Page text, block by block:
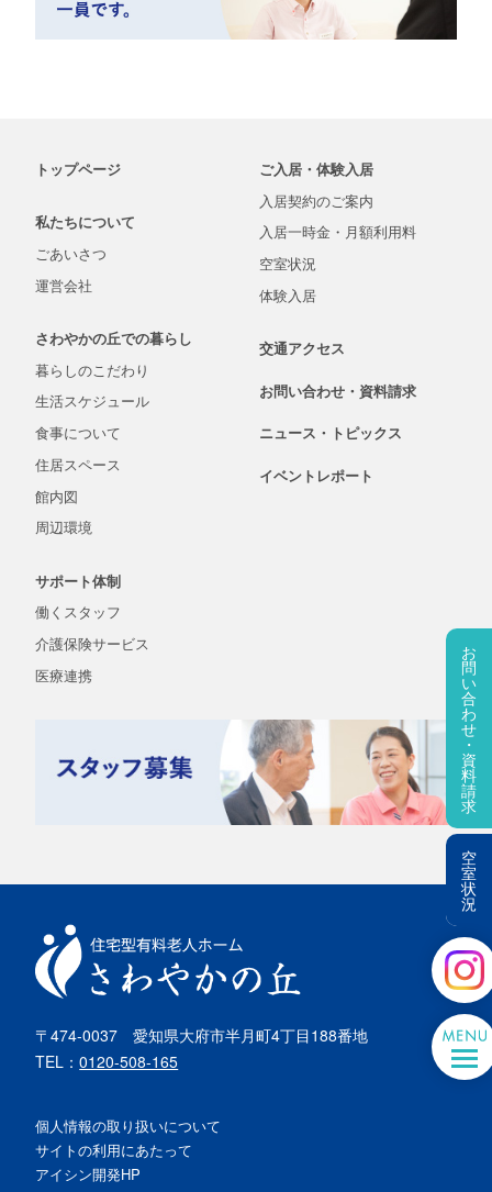
お
問
い
合
わ
せ
・
資
料
請
求
空
室
状
況
トップページ
私たちについて
ごあいさつ
運営会社
さわやかの丘での暮らし
暮らしのこだわり
生活スケジュール
食事について
住居スペース
館内図
周辺環境
サポート体制
働くスタッフ
介護保険サービス
医療連携
ご入居・体験入居
入居契約のご案内
入居一時金・ 月額利用料
空室状況
体験入居
交通アクセス
お問い合わせ・ 資料請求
ニュース・ トピックス
イベントレポート
〒474-0037愛知県大府市半月町4丁目188番地
TEL：0120-508-165
個人情報の取り扱いについて
サイトの利用にあたって
アイシン開発HP